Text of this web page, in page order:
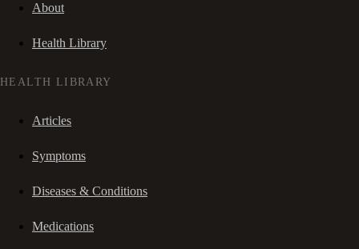
About
Health Library
HEALTH LIBRARY
Articles
Symptoms
Diseases & Conditions
Medications